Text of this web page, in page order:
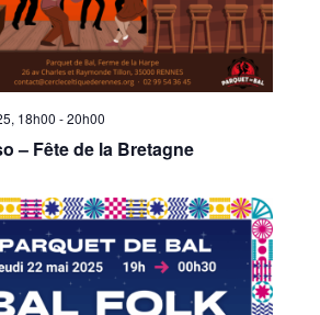
18h00 -20h00
– Fête de la Bretagne